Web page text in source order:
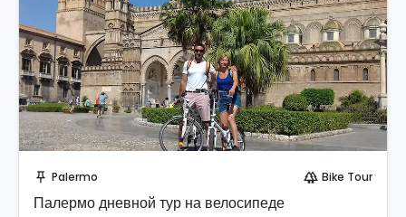
push_pin Palermo forest Bike Tour
Палермо дневной тур на велосипеде